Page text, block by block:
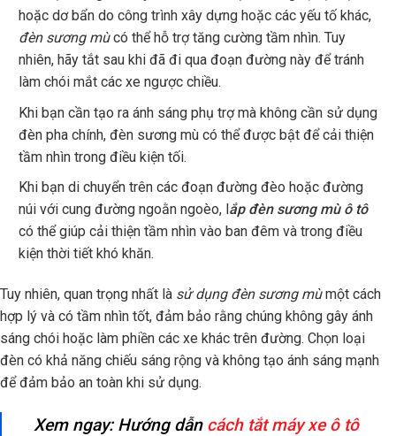
hoặc dơ bẩn do công trình xây dựng hoặc các yếu tố khác,
đèn sương mùcó thể hỗ trợ tăng cường tầm nhìn. Tuy
nhiên, hãy tắt sau khi đã đi qua đoạn đường này để tránh
làm chói mắt các xe ngược chiều.
Khi bạn cần tạo ra ánh sáng phụ trợ mà không cần sử dụng
đèn pha chính, đèn sương mù có thể được bật để cải thiện
tầm nhìn trong điều kiện tối.
Khi bạn di chuyển trên các đoạn đường đèo hoặc đường
núi với cung đường ngoằn ngoèo, lắp đèn sương mù ô tô
có thể giúp cải thiện tầm nhìn vào ban đêm và trong điều
kiện thời tiết khó khăn.
Tuy nhiên, quan trọng nhất là sử dụng đèn sương mùmột cách
hợp lý và có tầm nhìn tốt, đảm bảo rằng chúng không gây ánh
sáng chói hoặc làm phiền các xe khác trên đường. Chọn loại
đèn có khả năng chiếu sáng rộng và không tạo ánh sáng mạnh
để đảm bảo an toàn khi sử dụng.
Xem ngay: Hướng dẫn cách tắt máy xe ô tô